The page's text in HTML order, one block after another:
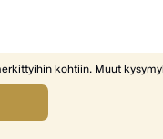
kohtiin. Muut